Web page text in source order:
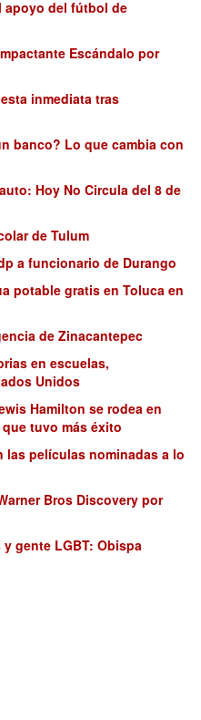
apoyo del fútbol de
Escándalo por
inmediata tras
banco? Lo que cambia con
Hoy No Circula del 8 de
de Tulum
a funcionario de Durango
potable gratis en Toluca en
de Zinacantepec
en escuelas,
Unidos
Hamilton se rodea en
tuvo más éxito
las películas nominadas a lo
Bros Discovery por
gente LGBT: Obispa